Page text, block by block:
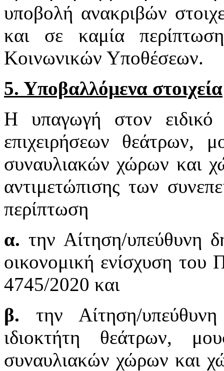
υποβολή ανακριβών
και σε καμία
Κοινωνικών Υποθέσεων.
5. Υποβαλλόμενα στοιχεία
Η υπαγωγή στον ειδικό
επιχειρήσεων θεάτρων,
συναυλιακών χώρων και
αντιμετώπισης των
περίπτωση
α. την Αίτηση/υπεύθυνη
οικονομική ενίσχυση του
4745/2020 και
β. την Αίτηση/
ιδιοκτήτη θεάτρων,
συναυλιακών χώρων και